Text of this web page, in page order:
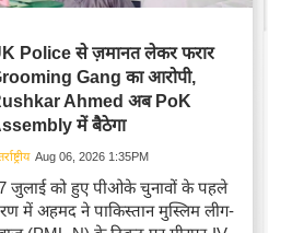
Police से ज़मानत लेकर फरार
Gang का आरोपी,
Ahmed अब PoK
में बैठेगा
Aug 06, 2026 1:35PM
जुलाई को हुए पीओके चुनावों के पहले
में अहमद ने पाकिस्तान मुस्लिम लीग-